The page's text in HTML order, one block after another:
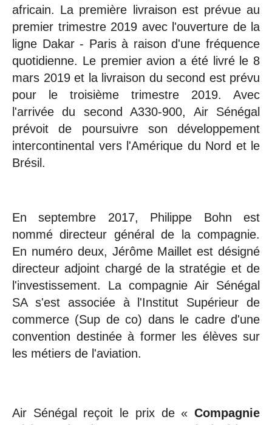
africain. La première livraison est prévue au
premier trimestre 2019 avec l'ouverture de la
ligne Dakar - Paris à raison d'une fréquence
quotidienne. Le premier avion a été livré le 8
mars 2019 et la livraison du second est prévu
pour le troisième trimestre 2019. Avec
l'arrivée du second A330-900, Air Sénégal
prévoit de poursuivre son développement
intercontinental vers l'Amérique du Nord et le
Brésil.
En septembre 2017, Philippe Bohn est
nommé directeur général de la compagnie.
En numéro deux, Jérôme Maillet est désigné
directeur adjoint chargé de la stratégie et de
l'investissement. La compagnie Air Sénégal
SA s'est associée à l'Institut Supérieur de
commerce (Sup de co) dans le cadre d'une
convention destinée à former les élèves sur
les métiers de l'aviation.
Air Sénégal reçoit le prix de « Compagnie